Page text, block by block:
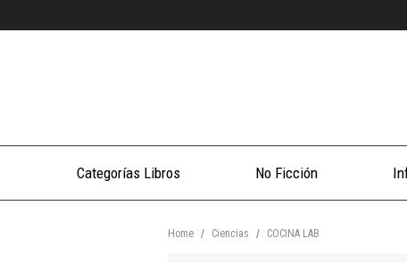
Categorías Libros No Ficción
Home / Ciencias / COCINA LAB